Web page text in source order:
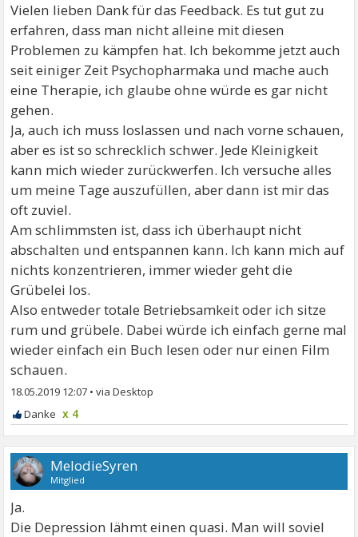
Vielen lieben Dank für das Feedback. Es tut gut zu
erfahren, dass man nicht alleine mit diesen
Problemen zu kämpfen hat. Ich bekomme jetzt auch
seit einiger Zeit Psychopharmaka und mache auch
eine Therapie, ich glaube ohne würde es gar nicht
gehen.
Ja, auch ich muss loslassen und nach vorne schauen,
aber es ist so schrecklich schwer. Jede Kleinigkeit
kann mich wieder zurückwerfen. Ich versuche alles
um meine Tage auszufüllen, aber dann ist mir das
oft zuviel.
Am schlimmsten ist, dass ich überhaupt nicht
abschalten und entspannen kann. Ich kann mich auf
nichts konzentrieren, immer wieder geht die
Grübelei los.
Also entweder totale Betriebsamkeit oder ich sitze
rum und grübele. Dabei würde ich einfach gerne mal
wieder einfach ein Buch lesen oder nur einen Film
schauen.
18.05.2019 12:07 •
x 4
MelodieSyren
Mitglied
Ja.
Die Depression lähmt einen quasi. Man will soviel